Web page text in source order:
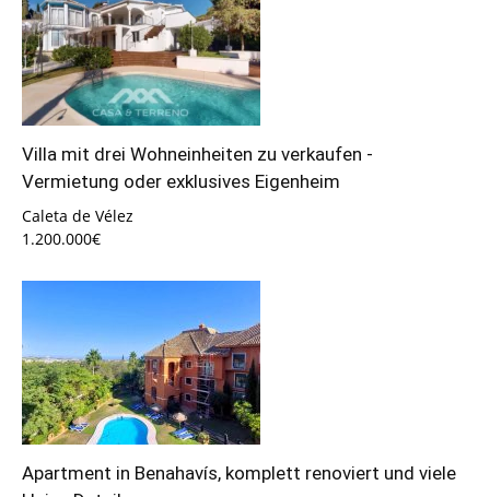
Villa mit drei Wohneinheiten zu verkaufen -
Vermietung oder exklusives Eigenheim
Caleta de Vélez
1.200.000€
Apartment in Benahavís, komplett renoviert und viele